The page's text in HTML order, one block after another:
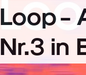
Loop -
Nr.3 in